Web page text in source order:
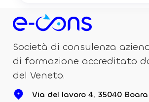
Società di consulenza
di formazione accreditato
del Veneto.
Via del lavoro 4, 35040